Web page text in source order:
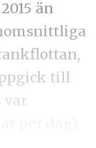
än
till
var